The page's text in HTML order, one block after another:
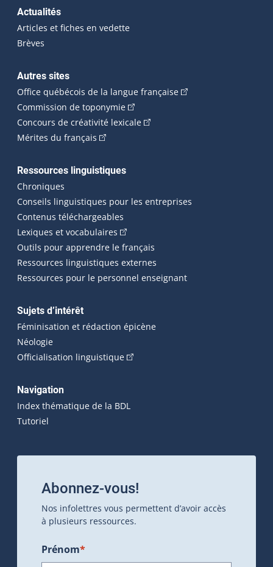
Actualités
Articles et fiches en vedette
Brèves
Autres sites
Office québécois de la langue française(Cet hyperlien
Commission de toponymie(Cet hyperlien externe s'ouvrira
Concours de créativité lexicale(Cet hyperlien externe
Mérites du français (Cet hyperlien externe s'ouvrira dans une
Ressources linguistiques
Chroniques
Conseils linguistiques pour les entreprises
Contenus téléchargeables
Lexiques et vocabulaires (Cet hyperlien externe s'ouvrira
Outils pour apprendre le français
Ressources linguistiques externes
Ressources pour le personnel enseignant
Sujets d’intérêt
Féminisation et rédaction épicène
Néologie
Officialisation linguistique(Cet hyperlien externe s'ouvrira
Navigation
Index thématique de la BDL
Tutoriel
Abonnez-vous!
Nos infolettres vous permettent d’avoir accès
à plusieurs ressources.
Prénom*